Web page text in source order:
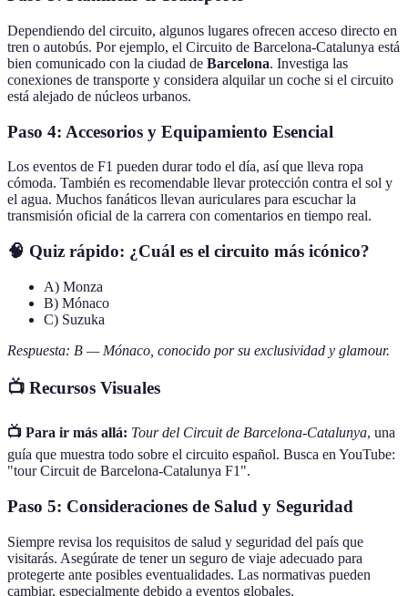
Dependiendo del circuito, algunos lugares ofrecen acceso directo en
tren o autobús. Por ejemplo, el Circuito de Barcelona-Catalunya está
bien comunicado con la ciudad de Barcelona. Investiga las
conexiones de transporte y considera alquilar un coche si el circuito
está alejado de núcleos urbanos.
Paso 4: Accesorios y Equipamiento Esencial
Los eventos de F1 pueden durar todo el día, así que lleva ropa
cómoda. También es recomendable llevar protección contra el sol y
el agua. Muchos fanáticos llevan auriculares para escuchar la
transmisión oficial de la carrera con comentarios en tiempo real.
🧠 Quiz rápido: ¿Cuál es el circuito más icónico?
A) Monza
B) Mónaco
C) Suzuka
Respuesta: B — Mónaco, conocido por su exclusividad y glamour.
📺 Recursos Visuales
📺 Para ir más allá: Tour del Circuit de Barcelona-Catalunya, una
guía que muestra todo sobre el circuito español. Busca en YouTube:
"tour Circuit de Barcelona-Catalunya F1".
Paso 5: Consideraciones de Salud y Seguridad
Siempre revisa los requisitos de salud y seguridad del país que
visitarás. Asegúrate de tener un seguro de viaje adecuado para
protegerte ante posibles eventualidades. Las normativas pueden
cambiar, especialmente debido a eventos globales.